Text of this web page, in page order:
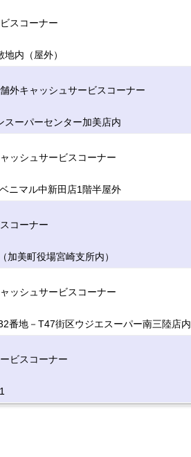
スコーナー
内（屋外）
外キャッシュサービスコーナー
ーパーセンター加美店内
ッシュサービスコーナー
ニマル中新田店1階半屋外
コーナー
美町役場宮崎支所内）
ッシュサービスコーナー
番地－T47街区ウジエスーパー南三陸店内
ビスコーナー